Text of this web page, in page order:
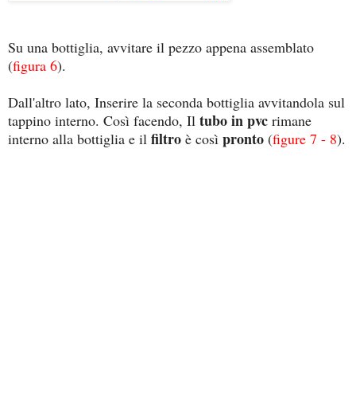
Su una bottiglia, avvitare il pezzo appena assemblato
(figura 6).
Dall'altro lato, Inserire la seconda bottiglia avvitandola sul
tappino interno. Così facendo, Il tubo in pvc rimane
interno alla bottiglia e il filtro è così pronto (figure 7 - 8).